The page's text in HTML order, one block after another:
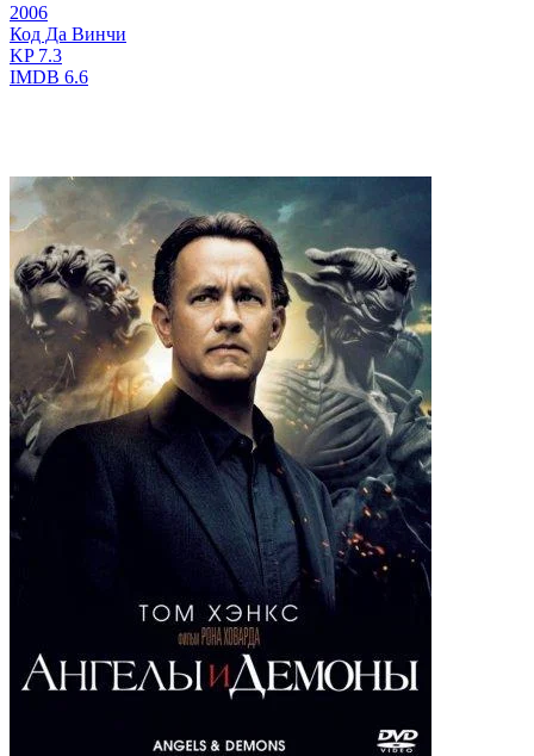
2006
Код Да Винчи
KP7.3
IMDB 6.6